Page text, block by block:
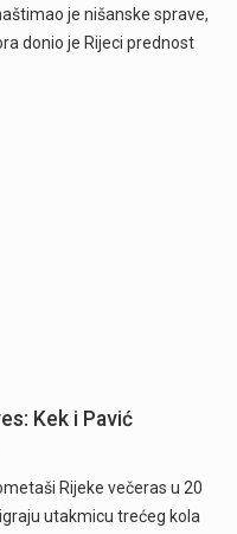
je nišanske sprave,
donio je Rijeci prednost
Kek i Pavić
Rijeke večeras u 20
utakmicu trećeg kola